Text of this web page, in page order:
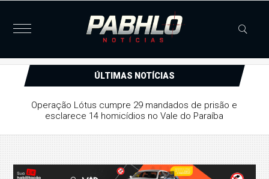
ÚLTIMAS NOTÍCIAS
Justiça concede liberdade provisória a suspeito de série
de furtos e arrombamentos em Patos